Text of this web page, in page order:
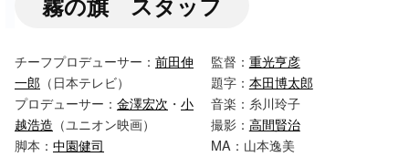
チーフプロデューサー： 前田伸
一郎 （日本テレビ）
プロデューサー： 金澤宏次 ・ 小
越浩造 （ユニオン映画）
脚本： 中園健司
監督： 重光亨彦
題字： 本田博太郎
音楽：糸川玲子
撮影： 高間賢治
MA：山本逸美